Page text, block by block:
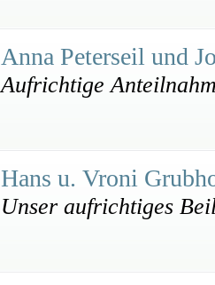
Anna Peterseil und
Aufrichtige
Hans u. Vroni
Unser aufrichtiges